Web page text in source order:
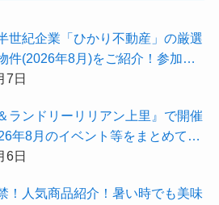
世紀企業「ひかり不動産」の厳選
件(2026年8月)をご紹介！参加費
家”新潟工場見学会』のご予約も
7日
ランドリーリリアン上里』で開催
年8月のイベント等をまとめてご
6日
！人気商品紹介！暑い時でも美味